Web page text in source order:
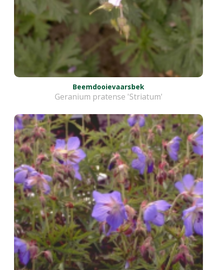
Beemdooievaarsbek
Geranium pratense 'Striatum'